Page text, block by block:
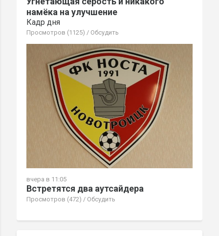
намёка на улучшение
Кадр дня
Просмотров (1125) / Обсудить
вчера в 11:05
Встретятся два аутсайдера
Просмотров (472) / Обсудить